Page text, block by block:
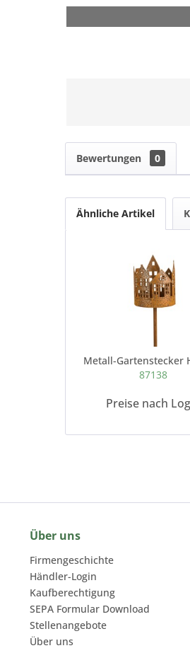
Bewertungen 0
Ähnliche Artikel
87138
Preise nach
Über uns
Firmengeschichte
Händler-Login
Kaufberechtigung
SEPA Formular Download
Stellenangebote
Über uns